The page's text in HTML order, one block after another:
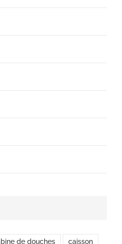
de douches caisson